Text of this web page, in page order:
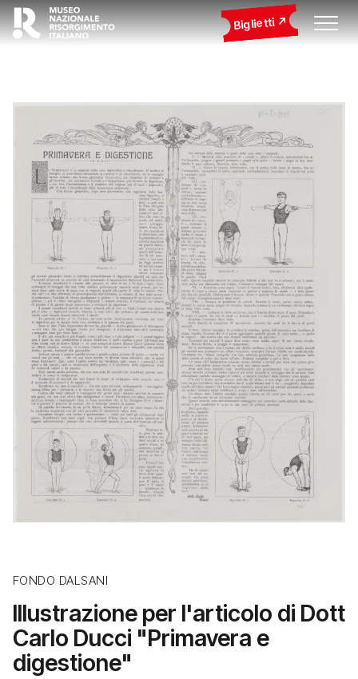
Biglietti
FONDO DALSANI
Illustrazione per l'articolo di Dott
Carlo Ducci "Primavera e
digestione"